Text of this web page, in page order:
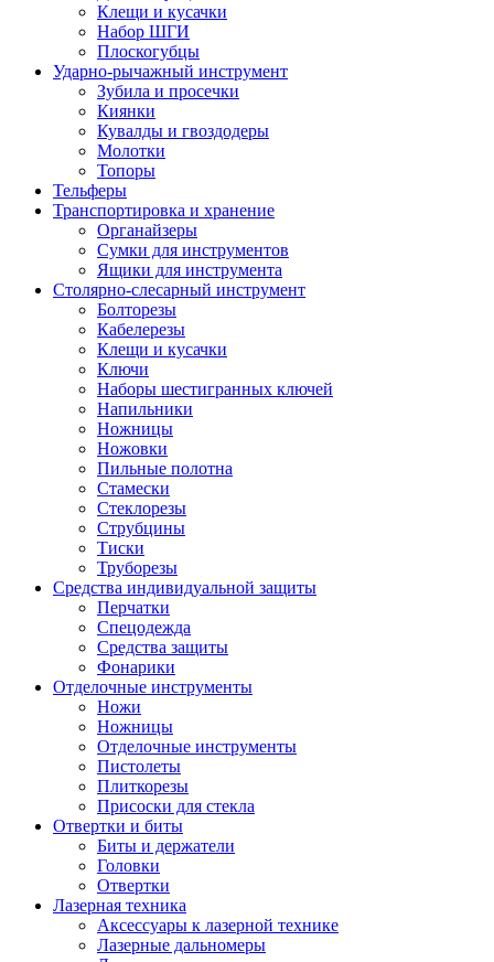
Клещи и кусачки
Набор ШГИ
Плоскогубцы
Ударно-рычажный инструмент
Зубила и просечки
Киянки
Кувалды и гвоздодеры
Молотки
Топоры
Тельферы
Транспортировка и хранение
Органайзеры
Сумки для инструментов
Ящики для инструмента
Столярно-слесарный инструмент
Болторезы
Кабелерезы
Клещи и кусачки
Ключи
Наборы шестигранных ключей
Напильники
Ножницы
Ножовки
Пильные полотна
Стамески
Стеклорезы
Струбцины
Тиски
Труборезы
Средства индивидуальной защиты
Перчатки
Спецодежда
Средства защиты
Фонарики
Отделочные инструменты
Ножи
Ножницы
Отделочные инструменты
Пистолеты
Плиткорезы
Присоски для стекла
Отвертки и биты
Биты и держатели
Головки
Отвертки
Лазерная техника
Аксессуары к лазерной технике
Лазерные дальномеры